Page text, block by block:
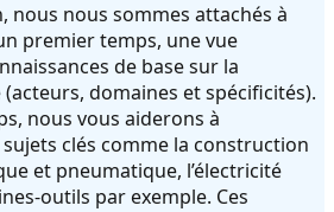
nous nous sommes attachés à
premier temps, une vue
de base sur la
domaines et spécificités).
nous vous aiderons à
clés comme la construction
et pneumatique, l’électricité
outils par exemple. Ces